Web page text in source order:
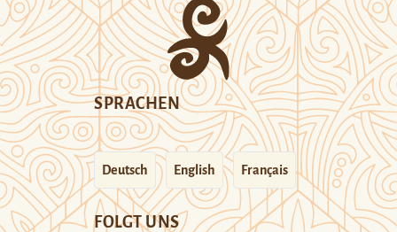
SPRACHEN
Deutsch English Français
FOLGT UNS